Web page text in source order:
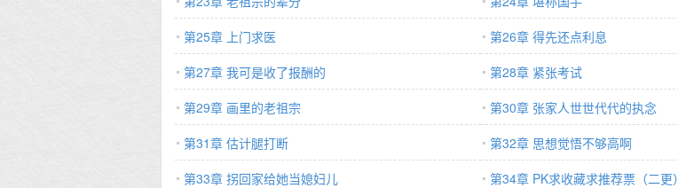
第25章 上门求医
第26章 得先还点利息
第27章 我可是收了报酬的
第28章 紧张考试
第29章 画里的老祖宗
第30章 张家人世世代代的执念
第31章 估计腿打断
第32章 思想觉悟不够高啊
第33章 拐回家给她当媳妇儿
第34章 PK求收藏求推荐票（二更）